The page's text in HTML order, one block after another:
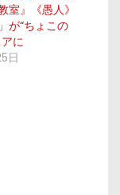
室』《愚人》
が“ちょこの
に
日